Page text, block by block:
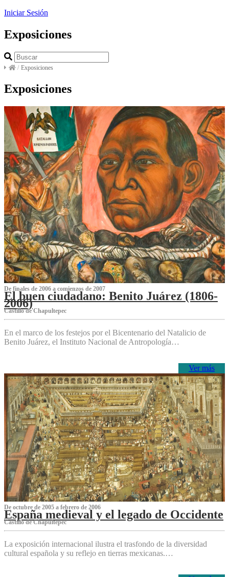
Iniciar Sesión
Exposiciones
/ Exposiciones
Exposiciones
De finales de 2006 a comienzos de 2007
El buen ciudadano: Benito Juárez (1806-
2006)
Castillo de Chapultepec
En el marco de los festejos por el Bicentenario del Natalicio de
Benito Juárez, el Instituto Nacional de Antropología…
Ver más
De octubre de 2005 a febrero de 2006
España medieval y el legado de Occidente
Castillo de Chapultepec
La exposición internacional ilustra el trasfondo de la diversidad
cultural española y su reflejo en tierras mexicanas.…